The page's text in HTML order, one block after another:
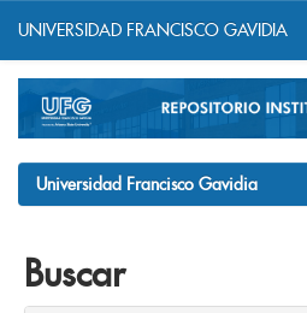
navigation
UNIVERSIDAD FRANCISCO GAVIDIA
Universidad Francisco Gavidia
Buscar